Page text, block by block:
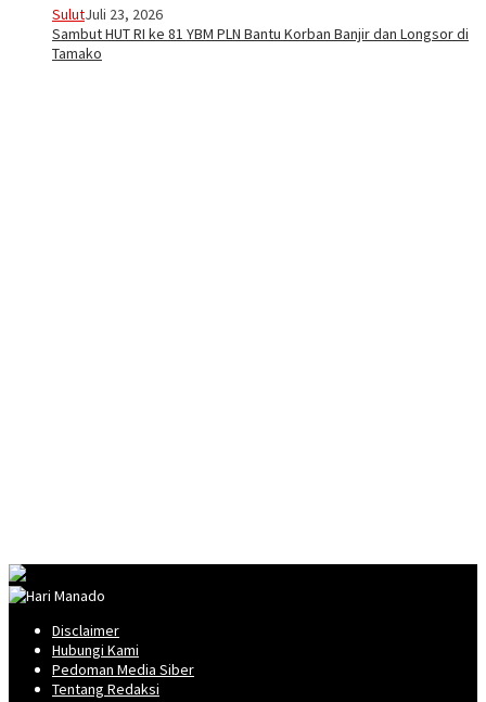
SulutJuli 23, 2026
Sambut HUT RI ke 81 YBM PLN Bantu Korban Banjir dan Longsor di
Tamako
Disclaimer
Hubungi Kami
Pedoman Media Siber
Tentang Redaksi